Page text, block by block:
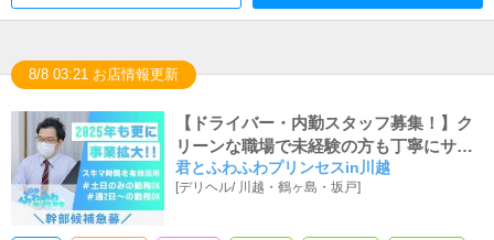
8/8 03:21 お店情報更新
【ドライバー・内勤スタッフ募集！】ク
リーンな職場で未経験の方も丁寧にサポ
ート致します！
君とふわふわプリンセスin川越
[デリヘル/ 川越・鶴ヶ島・坂戸]